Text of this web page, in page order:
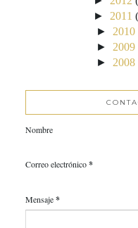
► 2011
► 2010
► 2009
► 2008
Nombre
Correo electrónico*
Mensaje*